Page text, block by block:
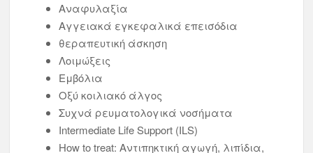
Αναφυλαξία
Αγγειακά εγκεφαλικά επεισόδια
θεραπευτική άσκηση
Λοιμώξεις
Εμβόλια
Οξύ κοιλιακό άλγος
Συχνά ρευματολογικά νοσήματα
Intermediate Life Support (ILS)
How to treat: Αντιπηκτική αγωγή, λιπίδια,